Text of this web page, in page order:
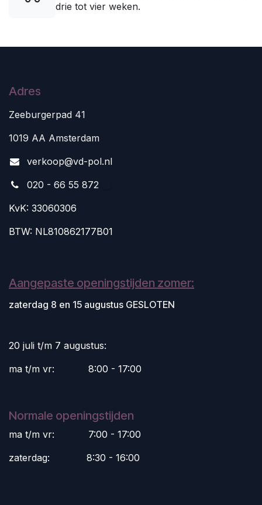
drie tot vier weken.
Adres
Zeeburgerpad 41
1019 AA Amsterdam
verkoop@vd-pol.nl
020 - 66 55 872
KvK: 33060306
BTW: NL810862177B01
Aangepaste openingstijden zomer:
zaterdag 8 en 15 augustus GESLOTEN
20 juli t/m 7 augustus:
ma t/m vr:
​8:00 - 17:00
Normale openingstijden
ma t/m vr:
​7:00 - 17:00
zaterdag:
​8:30 - 16:00